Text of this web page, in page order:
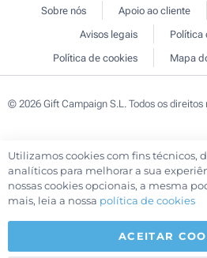
Sobre nós Apoio ao cliente
Avisos legais
Política
Política de cookies
Mapa
© 2026 Gift Campaign S.L. Todos os direitos
Utilizamos cookies com fins técnicos,
analíticos para melhorar a sua
nossas cookies opcionais, a mesma
mais, leia a nossa política de cookies
ACEITAR